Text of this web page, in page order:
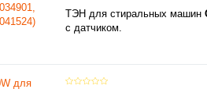
ТЭН для стиральных машин
с датчиком.